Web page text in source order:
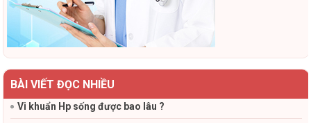
BÀI VIẾT ĐỌC NHIỀU
Vi khuẩn Hp sống được bao lâu ?